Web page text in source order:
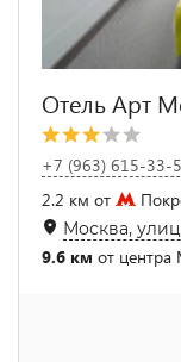
Отель Арт
+7 (963) 615-33-
2.2 км от
Москва,
9.6 км от